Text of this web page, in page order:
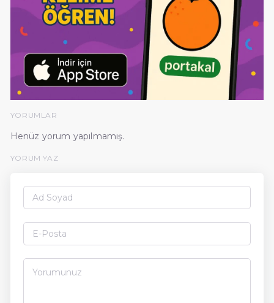
YORUMLAR
Henüz yorum yapılmamış.
YORUM YAZ